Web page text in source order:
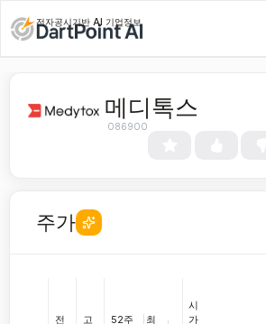
전자공시기반 AI 기업정보
메디톡스
086900
주가
전
고
52주
최
시
가